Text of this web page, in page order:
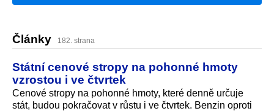
Články 182. strana
Státní cenové stropy na pohonné hmoty
vzrostou i ve čtvrtek
Cenové stropy na pohonné hmoty, které denně určuje
stát, budou pokračovat v růstu i ve čtvrtek. Benzin oproti